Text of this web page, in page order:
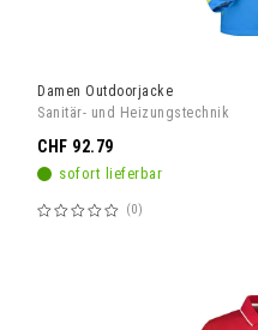
Damen Outdoorjacke
Sanitär- und Heizungstechnik
sofort lieferbar
Bewertung:
0
CHF 92.79